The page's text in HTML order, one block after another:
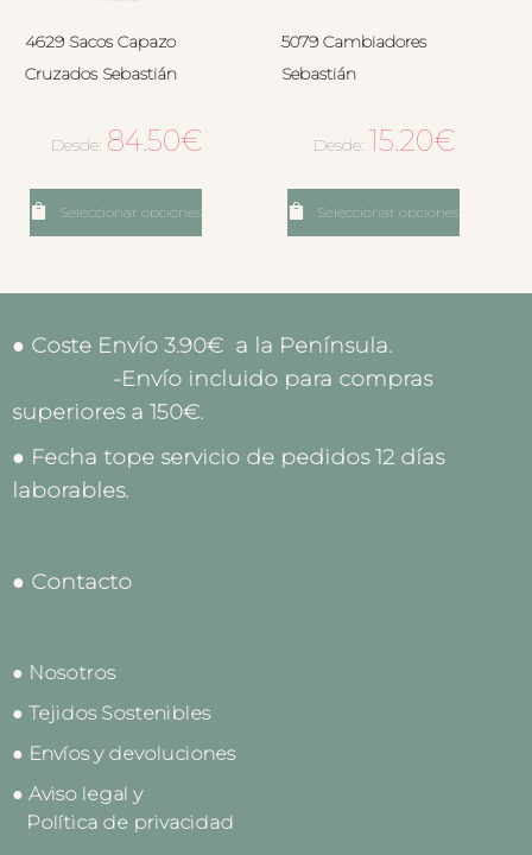
4629 Sacos Capazo
Cruzados Sebastián
Desde: 84.50€
Seleccionar opciones
5079 Cambiadores
Sebastián
Desde: 15.20€
Seleccionar opciones
● Coste Envío 3.90€ a la Península.
-Envío incluido para compras
superiores a 150€.
● Fecha tope servicio de pedidos 12 días
laborables.
● Contacto
● Nosotros
● Tejidos Sostenibles
● Envíos y devoluciones
● Aviso legal y
Política de privacidad